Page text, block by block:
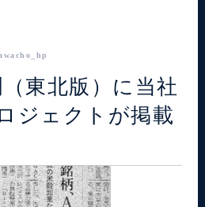
東北版）に当社
ジェクトが掲載